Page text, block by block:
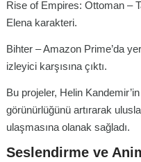
Rise of Empires: Ottoman –
Elena karakteri.
Bihter – Amazon Prime’da
izleyici karşısına çıktı.
Bu projeler, Helin
görünürlüğünü artırarak
ulaşmasına olanak sağladı.
Seslendirme ve